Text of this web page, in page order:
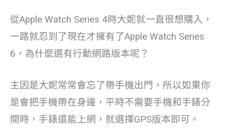
從Apple Watch Series 4時大妮就一直很想購入，
一路就忍到了現在才擁有了Apple Watch Series
6，為什麼選有行動網路版本呢？
主因是大妮常常會忘了帶手機出門，所以如果你
是會把手機帶在身邊，平時不需要手機和手錶分
開時，手錶還能上網，就選擇GPS版本即可。